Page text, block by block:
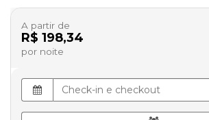
A partir de
R$ 198,34
por noite